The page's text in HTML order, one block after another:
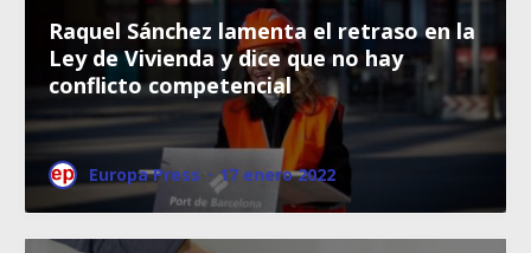
Raquel Sánchez lamenta el retraso en la
Ley de Vivienda y dice que no hay
conflicto competencial
Europa Press · 17 enero 2022